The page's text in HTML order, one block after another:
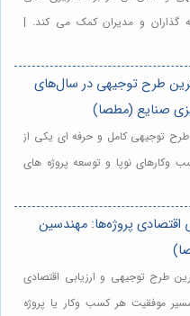
گذاران و مدیران کمک می کند. |
طرح توجیهی در سال‌های
صنایع (مطصا)
توجیهی کامل و حرفه ای یکی از
وکارهای نوپا و توسعه پروژه های
اقتصادی پروژه‌ها: مهندسین
طرح توجیهی و ارزیابی اقتصادی
موفقیت هر کسب وکار یا پروژه